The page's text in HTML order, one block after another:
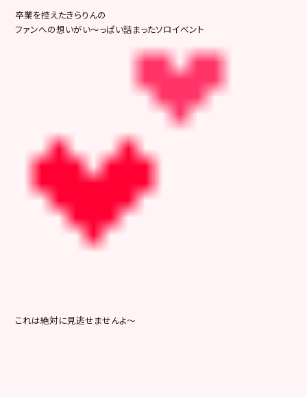
卒業を控えたきらりんの
ファンへの想いがい～っぱい詰まったソロイベント
これは絶対に見逃せませんよ～